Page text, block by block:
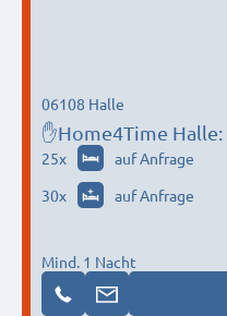
06108 Halle
25x auf Anfrage
30x auf Anfrage
Mind. 1 Nacht